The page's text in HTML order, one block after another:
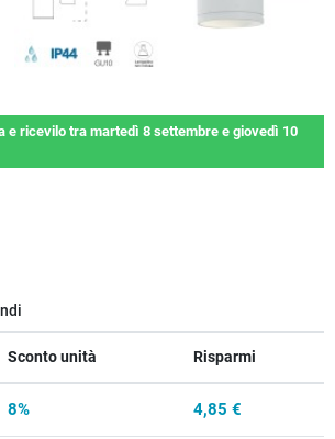
e ricevilo tra martedì 8 settembree giovedì 10
Sconto unità Risparmi
8% 4,85 €